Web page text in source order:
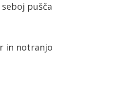
pušča
in notranjo